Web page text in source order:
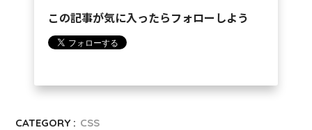
この記事が気に入ったらフォローしよう
CATEGORY : CSS